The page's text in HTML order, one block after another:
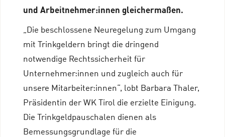
und Arbeitnehmer:innen gleichermaßen.
„Die beschlossene Neuregelung zum Umgang
mit Trinkgeldern bringt die dringend
notwendige Rechtssicherheit für
Unternehmer:innen und zugleich auch für
unsere Mitarbeiter:innen“, lobt Barbara Thaler,
Präsidentin der WK Tirol die erzielte Einigung.
Die Trinkgeldpauschalen dienen als
Bemessungsgrundlage für die